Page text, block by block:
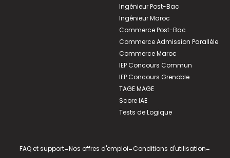
Ingénieur Post-Bac
Ingénieur Maroc
Commerce Post-Bac
Commerce Admission Parallèle
Commerce Maroc
IEP Concours Commun
IEP Concours Grenoble
TAGE MAGE
Score IAE
Tests de Logique
FAQ et support-Nos offres d'emploi-Conditions d'utilisation-